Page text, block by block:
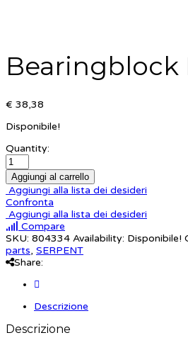
Bearingblock
€ 38,38
Disponibile!
Quantity:
Aggiungi al carrello
Aggiungi alla lista dei desideri
Confronta
Aggiungi alla lista dei desideri
Compare
SKU: 804334 Availability: Disponibile!
parts, SERPENT
Share:
Descrizione
Descrizione